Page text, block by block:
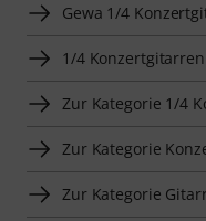
Gewa 1/4
1/4
Zur Kategorie 1/4
Zur Kategorie
Zur Kategorie